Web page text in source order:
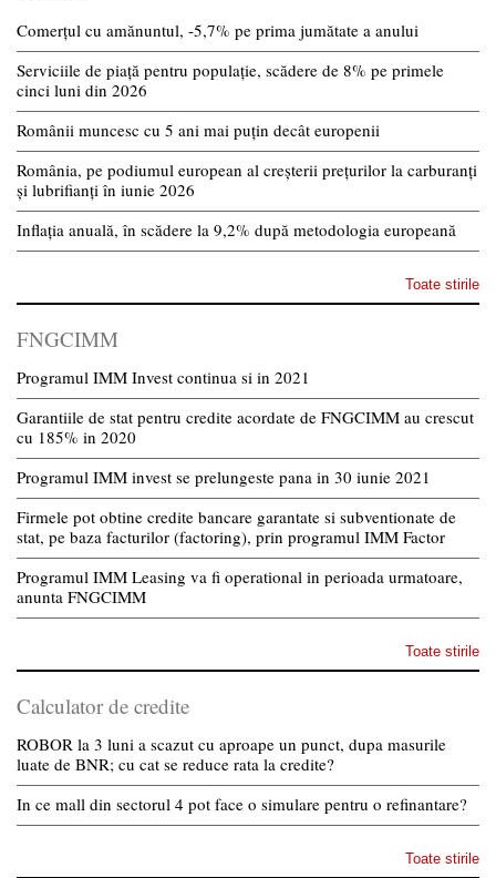
Comerțul cu amănuntul, -5,7% pe prima jumătate a anului
Serviciile de piață pentru populație, scădere de 8% pe primele
cinci luni din 2026
Românii muncesc cu 5 ani mai puțin decât europenii
România, pe podiumul european al creșterii prețurilor la carburanți
și lubrifianți în iunie 2026
Inflația anuală, în scădere la 9,2% după metodologia europeană
Toate stirile
FNGCIMM
Programul IMM Invest continua si in 2021
Garantiile de stat pentru credite acordate de FNGCIMM au crescut
cu 185% in 2020
Programul IMM invest se prelungeste pana in 30 iunie 2021
Firmele pot obtine credite bancare garantate si subventionate de
stat, pe baza facturilor (factoring), prin programul IMM Factor
Programul IMM Leasing va fi operational in perioada urmatoare,
anunta FNGCIMM
Toate stirile
Calculator de credite
ROBOR la 3 luni a scazut cu aproape un punct, dupa masurile
luate de BNR; cu cat se reduce rata la credite?
In ce mall din sectorul 4 pot face o simulare pentru o refinantare?
Toate stirile